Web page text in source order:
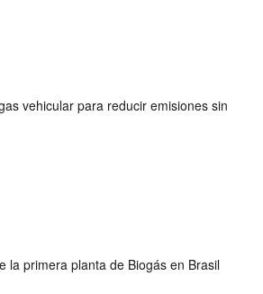
vehicular para reducir emisiones sin
la primera planta de Biogás en Brasil